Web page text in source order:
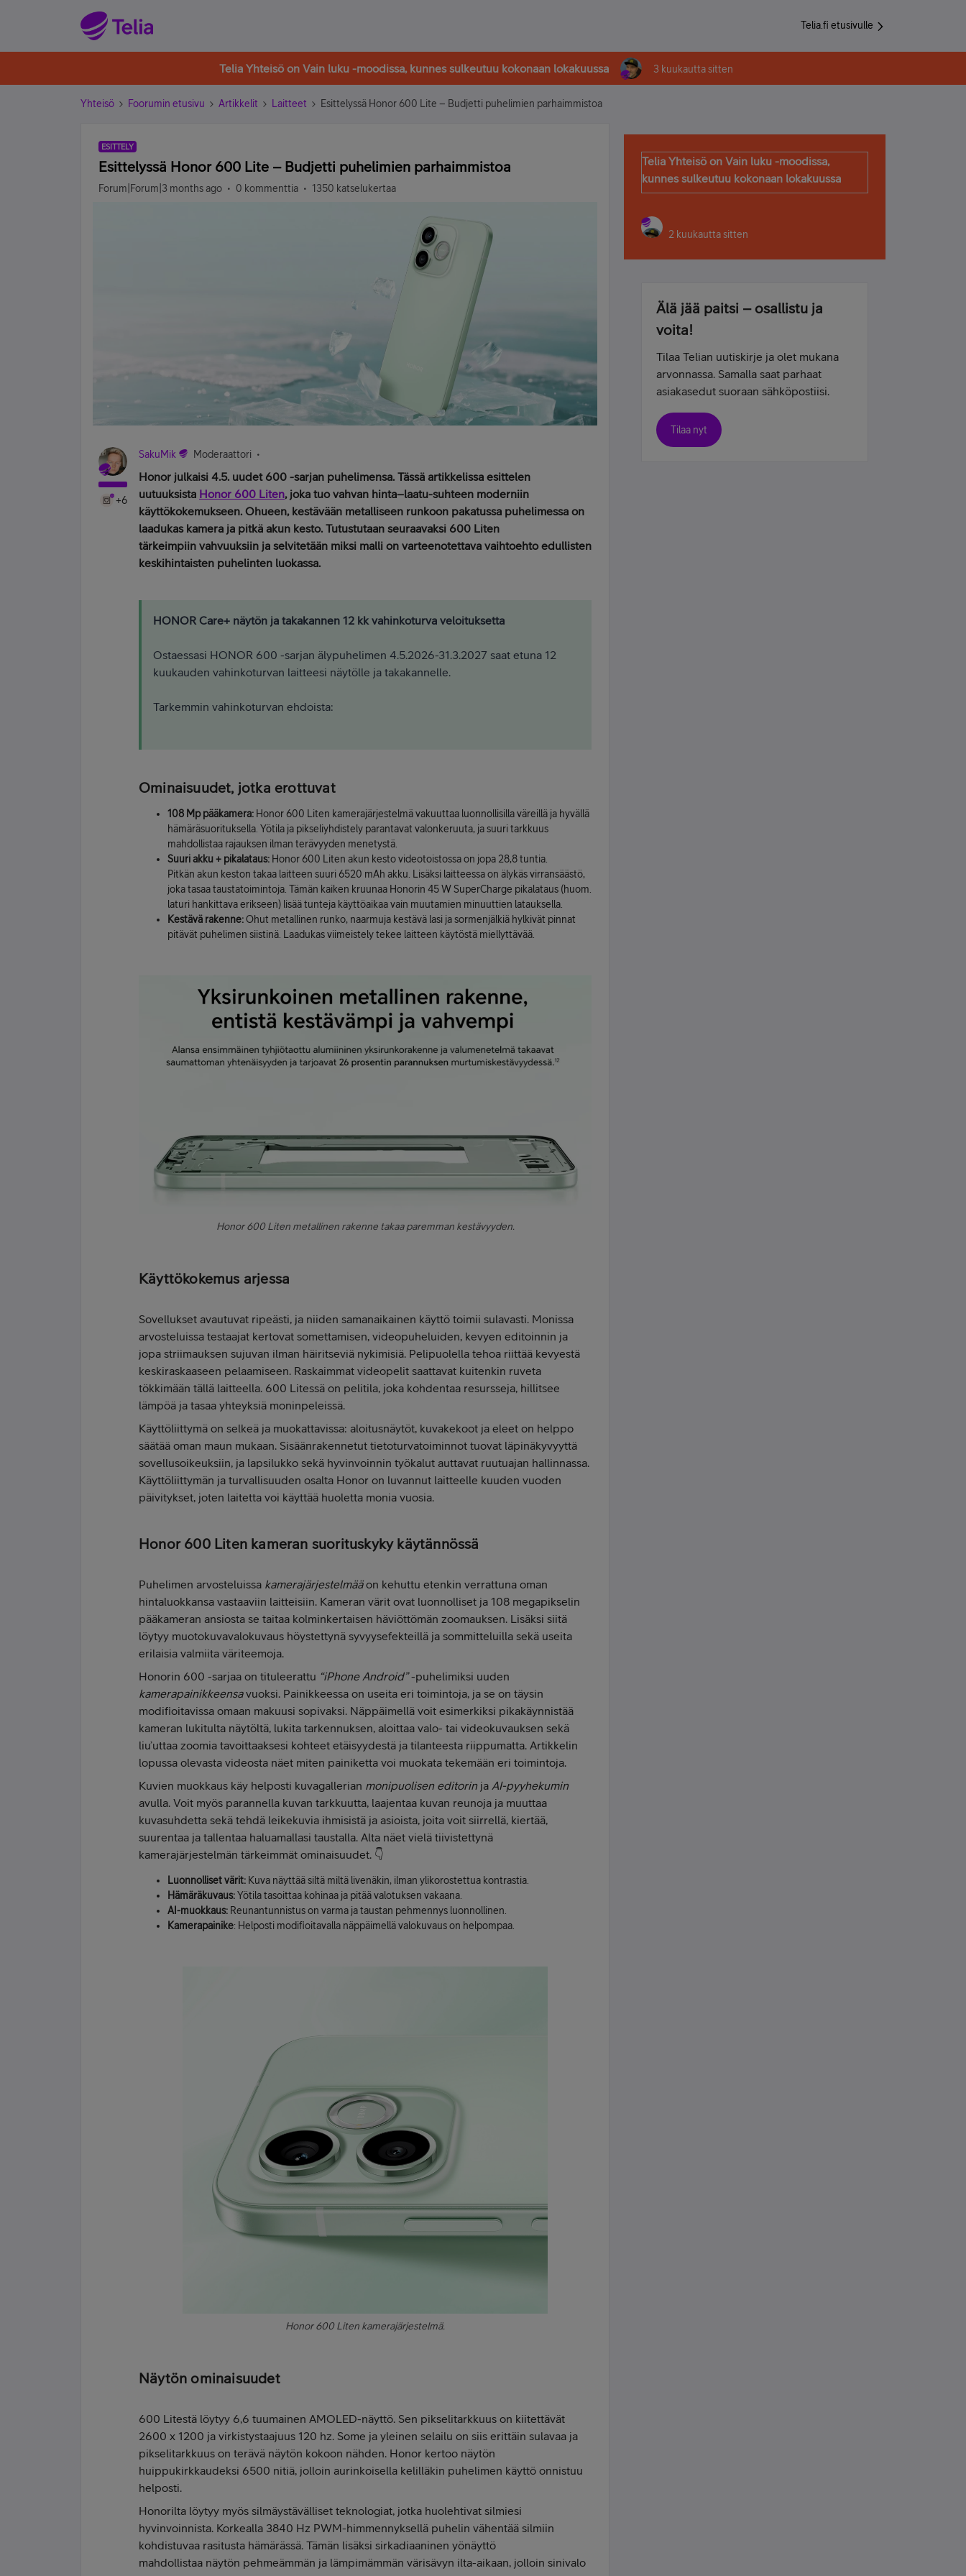
Telia.fi etusivulle
Telia Yhteisö on Vain luku -moodissa, kunnes sulkeutuu kokonaan lokakuussa 3 kuukautta sitten
Yhteisö Foorumin etusivu Artikkelit Laitteet Esittelyssä Honor 600 Lite – Budjetti puhelimien parhaimmistoa
ESITTELY
Esittelyssä Honor 600 Lite – Budjetti puhelimien parhaimmistoa
Forum|Forum|3 months ago 0 kommenttia 1350 katselukertaa
+6
SakuMik Moderaattori
Honor julkaisi 4.5. uudet 600 -sarjan puhelimensa. Tässä artikkelissa esittelen
uutuuksista Honor 600 Liten, joka tuo vahvan hinta–laatu-suhteen moderniin
käyttökokemukseen. Ohueen, kestävään metalliseen runkoon pakatussa puhelimessa on
laadukas kamera ja pitkä akun kesto. Tutustutaan seuraavaksi 600 Liten
tärkeimpiin vahvuuksiin ja selvitetään miksi malli on varteenotettava vaihtoehto edullisten
keskihintaisten puhelinten luokassa.
HONOR Care+ näytön ja takakannen 12 kk vahinkoturva veloituksetta
Ostaessasi HONOR 600 -sarjan älypuhelimen 4.5.2026-31.3.2027 saat etuna 12
kuukauden vahinkoturvan laitteesi näytölle ja takakannelle.
Tarkemmin vahinkoturvan ehdoista:
Ominaisuudet, jotka erottuvat
108 Mp pääkamera: Honor 600 Liten kamerajärjestelmä vakuuttaa luonnollisilla väreillä ja hyvällä
hämäräsuorituksella. Yötila ja pikseliyhdistely parantavat valonkeruuta, ja suuri tarkkuus
mahdollistaa rajauksen ilman terävyyden menetystä.
Suuri akku + pikalataus: Honor 600 Liten akun kesto videotoistossa on jopa 28,8 tuntia.
Pitkän akun keston takaa laitteen suuri 6520 mAh akku. Lisäksi laitteessa on älykäs virransäästö,
joka tasaa taustatoimintoja. Tämän kaiken kruunaa Honorin 45 W SuperCharge pikalataus (huom.
laturi hankittava erikseen) lisää tunteja käyttöaikaa vain muutamien minuuttien latauksella.
Kestävä rakenne:Ohut metallinen runko, naarmuja kestävä lasi ja sormenjälkiä hylkivät pinnat
pitävät puhelimen siistinä. Laadukas viimeistely tekee laitteen käytöstä miellyttävää.
Honor 600 Liten metallinen rakenne takaa paremman kestävyyden.
Käyttökokemus arjessa
Sovellukset avautuvat ripeästi, ja niiden samanaikainen käyttö toimii sulavasti. Monissa
arvosteluissa testaajat kertovat somettamisen, videopuheluiden, kevyen editoinnin ja
jopa striimauksen sujuvan ilman häiritseviä nykimisiä. Pelipuolella tehoa riittää kevyestä
keskiraskaaseen pelaamiseen. Raskaimmat videopelit saattavat kuitenkin ruveta
tökkimään tällä laitteella. 600 Litessä on pelitila, joka kohdentaa resursseja, hillitsee
lämpöä ja tasaa yhteyksiä moninpeleissä.
Käyttöliittymä on selkeä ja muokattavissa: aloitusnäytöt, kuvakekoot ja eleet on helppo
säätää oman maun mukaan. Sisäänrakennetut tietoturvatoiminnot tuovat läpinäkyvyyttä
sovellusoikeuksiin, ja lapsilukko sekä hyvinvoinnin työkalut auttavat ruutuajan hallinnassa.
Käyttöliittymän ja turvallisuuden osalta Honor on luvannut laitteelle kuuden vuoden
päivitykset, joten laitetta voi käyttää huoletta monia vuosia.
Honor 600 Liten kameran suorituskyky käytännössä
Puhelimen arvosteluissa kamerajärjestelmääon kehuttu etenkin verrattuna oman
hintaluokkansa vastaaviin laitteisiin. Kameran värit ovat luonnolliset ja 108 megapikselin
pääkameran ansiosta se taitaa kolminkertaisen häviöttömän zoomauksen. Lisäksi siitä
löytyy muotokuvavalokuvaus höystettynä syvyysefekteillä ja sommitteluilla sekä useita
erilaisia valmiita väriteemoja.
Honorin 600 -sarjaa on tituleerattu “iPhone Android”-puhelimiksi uuden
kamerapainikkeensavuoksi. Painikkeessa on useita eri toimintoja, ja se on täysin
modifioitavissa omaan makuusi sopivaksi. Näppäimellä voit esimerkiksi pikakäynnistää
kameran lukitulta näytöltä, lukita tarkennuksen, aloittaa valo- tai videokuvauksen sekä
liu’uttaa zoomia tavoittaaksesi kohteet etäisyydestä ja tilanteesta riippumatta. Artikkelin
lopussa olevasta videosta näet miten painiketta voi muokata tekemään eri toimintoja.
Kuvien muokkaus käy helposti kuvagallerian monipuolisen editorinja AI-pyyhekumin
avulla. Voit myös parannella kuvan tarkkuutta, laajentaa kuvan reunoja ja muuttaa
kuvasuhdetta sekä tehdä leikekuvia ihmisistä ja asioista, joita voit siirrellä, kiertää,
suurentaa ja tallentaa haluamallasi taustalla. Alta näet vielä tiivistettynä
kamerajärjestelmän tärkeimmät ominaisuudet. 👇
Luonnolliset värit: Kuva näyttää siltä miltä livenäkin, ilman ylikorostettua kontrastia.
Hämäräkuvaus:Yötila tasoittaa kohinaa ja pitää valotuksen vakaana.
AI-muokkaus: Reunantunnistus on varma ja taustan pehmennys luonnollinen.
Kamerapainike: Helposti modifioitavalla näppäimellä valokuvaus on helpompaa.
Honor 600 Liten kamerajärjestelmä.
Näytön ominaisuudet
600 Litestä löytyy 6,6 tuumainen AMOLED-näyttö. Sen pikselitarkkuus on kiitettävät
2600 x 1200 ja virkistystaajuus 120 hz. Some ja yleinen selailu on siis erittäin sulavaa ja
pikselitarkkuus on terävä näytön kokoon nähden. Honor kertoo näytön
huippukirkkaudeksi 6500 nitiä, jolloin aurinkoisella kelilläkin puhelimen käyttö onnistuu
helposti.
Honorilta löytyy myös silmäystävälliset teknologiat, jotka huolehtivat silmiesi
hyvinvoinnista. Korkealla 3840 Hz PWM-himmennyksellä puhelin vähentää silmiin
kohdistuvaa rasitusta hämärässä. Tämän lisäksi sirkadiaaninen yönäyttö
mahdollistaa näytön pehmeämmän ja lämpimämmän värisävyn ilta-aikaan, jolloin sinivalo
Telia Yhteisö on Vain luku -moodissa,
kunnes sulkeutuu kokonaan lokakuussa
2 kuukautta sitten
Älä jää paitsi – osallistu ja
voita!
Tilaa Telian uutiskirje ja olet mukana
arvonnassa. Samalla saat parhaat
asiakasedut suoraan sähköpostiisi.
Tilaa nyt